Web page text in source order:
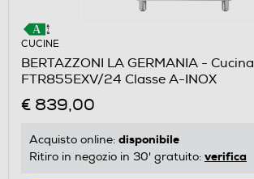
CUCINE
BERTAZZONI LA GERMANIA - Cucina
FTR855EXV/24 Classe A-INOX
€ 839,00
Acquisto online: disponibile
Ritiro in negozio in 30' gratuito: verifica